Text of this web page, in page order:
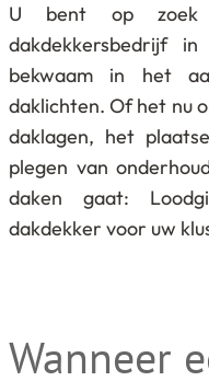
U bent op zoek
dakdekkersbedrijf
bekwaam in het
daklichten. Of het nu
daklagen, het
plegen van
daken gaat:
dakdekker voor uw
Wanneer